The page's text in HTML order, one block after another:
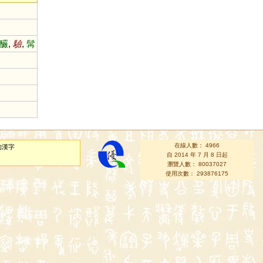
, 驗, 髯
漢字
在線人數： 4966
自 2014 年 7 月 8 日起
瀏覽人數： 80037027
使用次數： 293876175